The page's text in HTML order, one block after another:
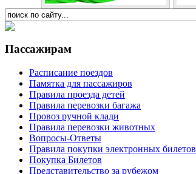
Пассажирам
Расписание поездов
Памятка для пассажиров
Правила проезда детей
Правила перевозки багажа
Провоз ручной клади
Правила перевозки животных
Вопросы-Ответы
Правила покупки электронных билетов
Покупка Билетов
Представительство за рубежом